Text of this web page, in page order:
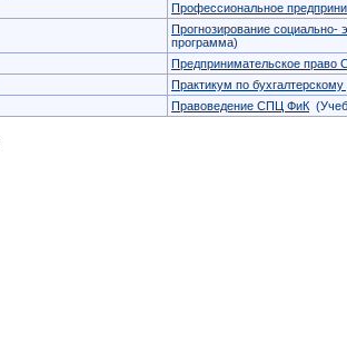
Профессиональное
Прогнозирование
программа)
Предпринимательское право
Практикум по бухгалтерскому
Правоведение СПЦ ФиК